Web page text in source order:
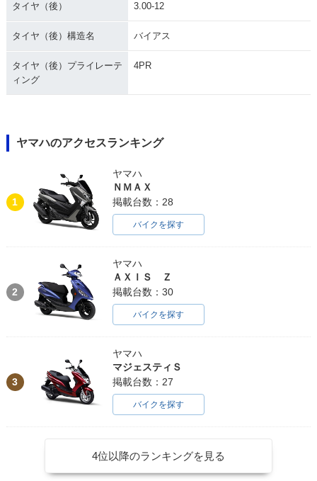
タイヤ（後） 3.00-12
タイヤ（後）構造名 バイアス
タイヤ（後）プライレーテ
ィング
4PR
ヤマハのアクセスランキング
1
ヤマハ
ＮＭＡＸ
掲載台数：28
バイクを探す
2
ヤマハ
ＡＸＩＳ Ｚ
掲載台数：30
バイクを探す
3
ヤマハ
マジェスティＳ
掲載台数：27
バイクを探す
4位以降のランキングを見る